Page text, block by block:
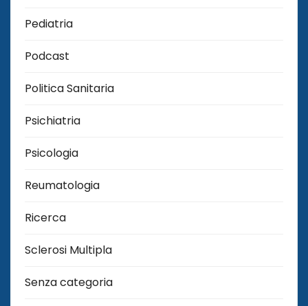
Pediatria
Podcast
Politica Sanitaria
Psichiatria
Psicologia
Reumatologia
Ricerca
Sclerosi Multipla
Senza categoria